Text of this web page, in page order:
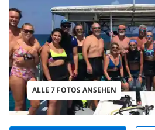
ALLE 7 FOTOS ANSEHEN